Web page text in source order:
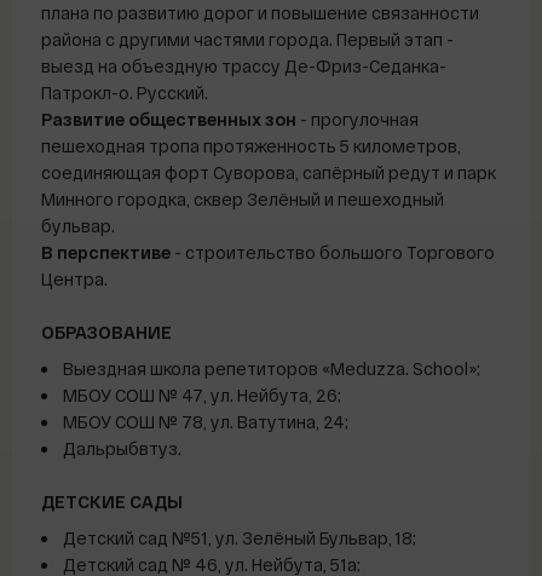
плана по развитию дорог и повышение связанности
района с другими частями города. Первый этап -
выезд на объездную трассу Де-Фриз-Седанка-
Патрокл-о. Русский.
Развитие общественных зон - прогулочная
пешеходная тропа протяженность 5 километров,
соединяющая форт Суворова, сапёрный редут и парк
Минного городка, сквер Зелёный и пешеходный
бульвар.
В перспективе - строительство большого Торгового
Центра.
ОБРАЗОВАНИЕ
Выездная школа репетиторов «Meduzza. School»;
МБОУ СОШ № 47, ул. Нейбута, 26;
МБОУ СОШ № 78, ул. Ватутина, 24;
Дальрыбвтуз.
ДЕТСКИЕ САДЫ
Детский сад №51, ул. Зелёный Бульвар, 18;
Детский сад № 46, ул. Нейбута, 51а;